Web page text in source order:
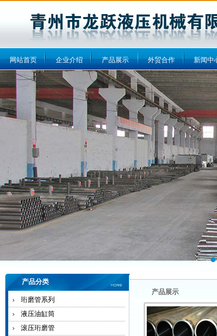
网站首页 企业介绍 产品展示 外贸合作 新闻中
产品分类
珩磨管系列
液压油缸筒
滚压珩磨管
产品展示